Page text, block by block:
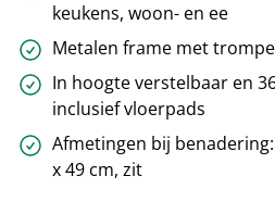
keukens, woon- en ee
Metalen frame met
In hoogte verstelbaar en
inclusief vloerpads
Afmetingen bij benadering:
x 49 cm, zit